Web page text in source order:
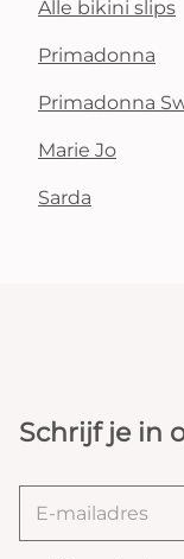
Alle bikini slips
Primadonna
Primadonna
Marie Jo
Sarda
Schrijf je in